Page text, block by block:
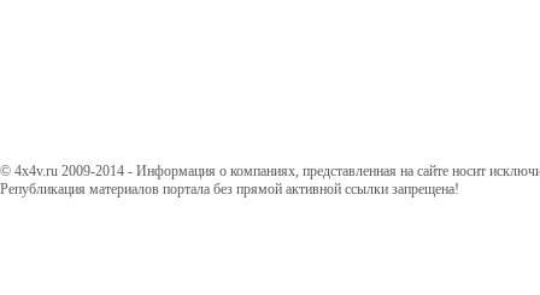
© 4x4v.ru 2009-2014 - Информация о компаниях, представленная на сайте носит
Републикация материалов портала без прямой активной ссылки запрещена!